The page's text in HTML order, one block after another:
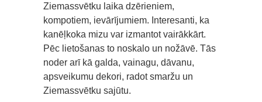
Ziemassvētku laika dzērieniem,
kompotiem, ievārījumiem. Interesanti, ka
kanēļkoka mizu var izmantot vairākkārt.
Pēc lietošanas to noskalo un nožāvē. Tās
noder arī kā galda, vainagu, dāvanu,
apsveikumu dekori, radot smaržu un
Ziemassvētku sajūtu.